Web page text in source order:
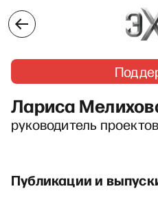
Лариса
руководитель
Публикации и